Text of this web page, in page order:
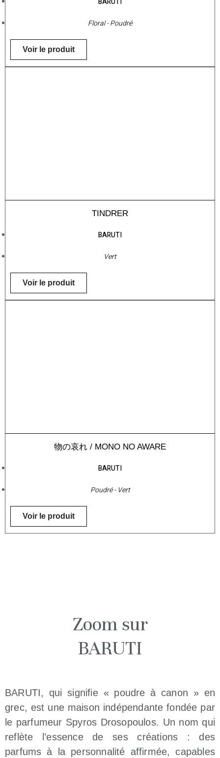
Floral - Poudré
Voir le produit
TINDRER
BARUTI
Vert
Voir le produit
物の哀れ / MONO NO AWARE
BARUTI
Poudré - Vert
Voir le produit
Zoom sur
BARUTI
BARUTI, qui signifie « poudre à canon » en
grec, est une maison indépendante fondée par
le parfumeur Spyros Drosopoulos. Un nom qui
reflète l’essence de ses créations : des
parfums à la personnalité affirmée, capables